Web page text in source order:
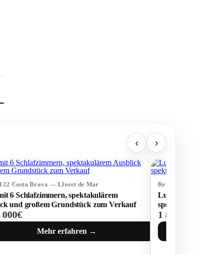
‹ ›
Costa Brava — Lloret de Mar
6 Schlafzimmern, spektakulärem
und großem Grundstück zum Verkauf
000€
Mehr erfahren →
Ref: 75116 Costa
Luxushaus zum
spektakulärem
1 890 000€